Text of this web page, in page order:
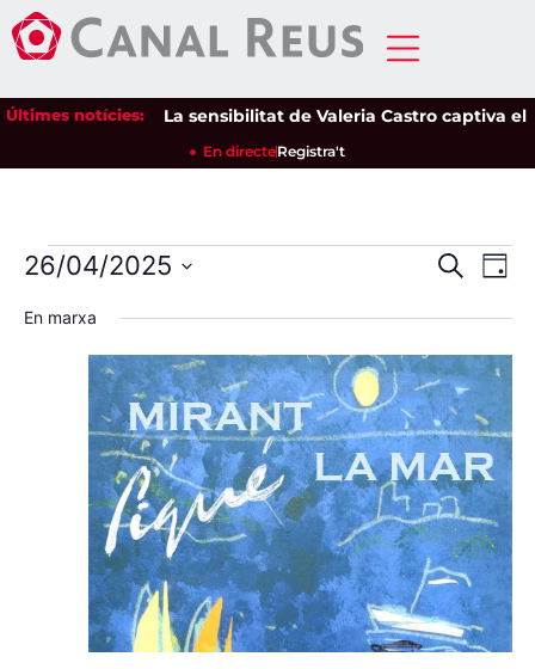
Últimes notícies:La sensibilitat de Valeria Castro captiva el
En directeRegistra't
i
cerca
CercaDia
26/04/2025
una
data.
En marxa